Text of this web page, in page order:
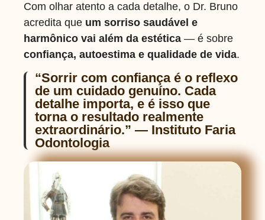
Com olhar atento a cada detalhe, o Dr. Bruno
acredita que um sorriso saudável e
harmônico vai além da estética — é sobre
confiança, autoestima e qualidade de vida.
“Sorrir com confiança é o reflexo
de um cuidado genuíno. Cada
detalhe importa, e é isso que
torna o resultado realmente
extraordinário.” — Instituto Faria
Odontologia